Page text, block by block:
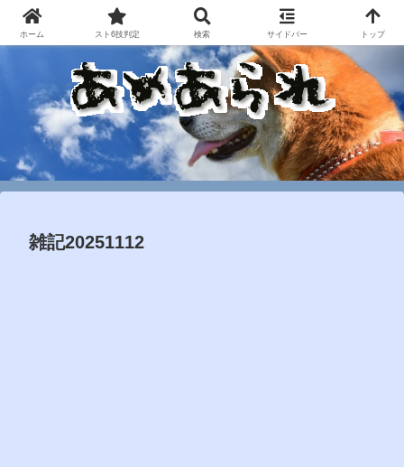
雑記20251112
ホーム スト6技判定 検索 サイドバー トップ